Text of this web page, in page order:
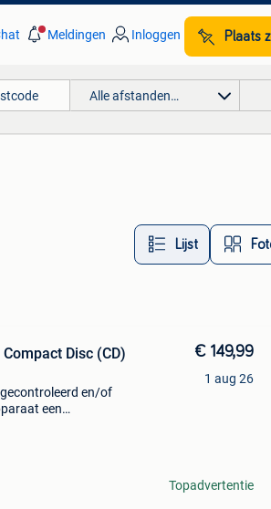
Meldingen Inloggen Plaats
Alle afstanden…
Lijst
Disc (CD)
en/of
een
€ 149,99
1 aug 26
Topadvertentie